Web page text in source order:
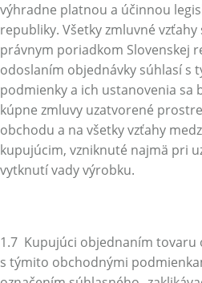
výhradne platnou a účinnou
republiky. Všetky zmluvné
právnym poriadkom Slovenskej
odoslaním objednávky súhlasí s
podmienky a ich ustanovenia sa
kúpne zmluvy uzatvorené
obchodu a na všetky vzťahy
kupujúcim, vzniknuté najmä pri
vytknutí vady výrobku.
1.7 Kupujúci objednaním tovaru
s týmito obchodnými